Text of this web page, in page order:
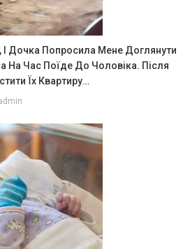
І Дочка Попросила Мене Доглянути
На Час Поїде До Чоловіка. Після
Їх Квартиру…